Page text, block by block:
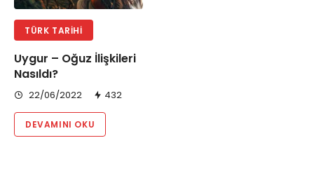
TÜRK TARIHI
Uygur – Oğuz İlişkileri
Nasıldı?
22/06/2022 432
DEVAMINI OKU